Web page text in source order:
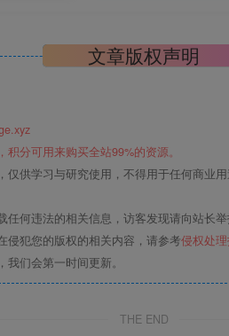
文章版权声明
分可用来购买全站99%的资源。
仅供学习与研究使用，不得用于任何商业
任何违法的相关信息，访客发现请向站长举
侵犯您的版权的相关内容，请参考侵权处
们会第一时间更新。
THE END